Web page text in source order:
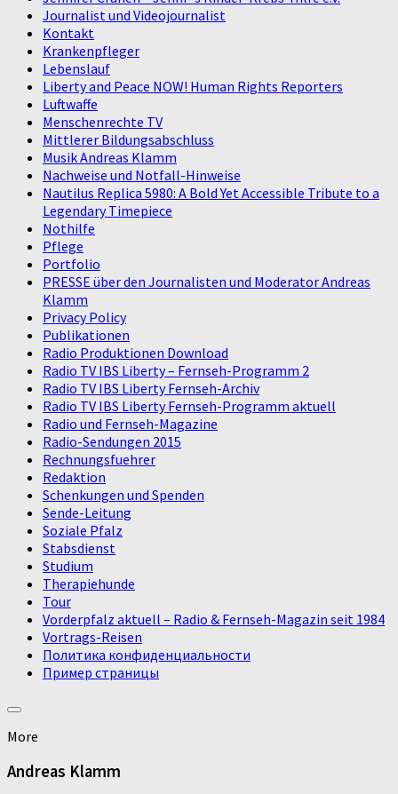
Journalist und Videojournalist
Kontakt
Krankenpfleger
Lebenslauf
Liberty and Peace NOW! Human Rights Reporters
Luftwaffe
Menschenrechte TV
Mittlerer Bildungsabschluss
Musik Andreas Klamm
Nachweise und Notfall-Hinweise
Nautilus Replica 5980: A Bold Yet Accessible Tribute to a
Legendary Timepiece
Nothilfe
Pflege
Portfolio
PRESSE über den Journalisten und Moderator Andreas
Klamm
Privacy Policy
Publikationen
Radio Produktionen Download
Radio TV IBS Liberty – Fernseh-Programm 2
Radio TV IBS Liberty Fernseh-Archiv
Radio TV IBS Liberty Fernseh-Programm aktuell
Radio und Fernseh-Magazine
Radio-Sendungen 2015
Rechnungsfuehrer
Redaktion
Schenkungen und Spenden
Sende-Leitung
Soziale Pfalz
Stabsdienst
Studium
Therapiehunde
Tour
Vorderpfalz aktuell – Radio & Fernseh-Magazin seit 1984
Vortrags-Reisen
Политика конфиденциальности
Пример страницы
More
Andreas Klamm